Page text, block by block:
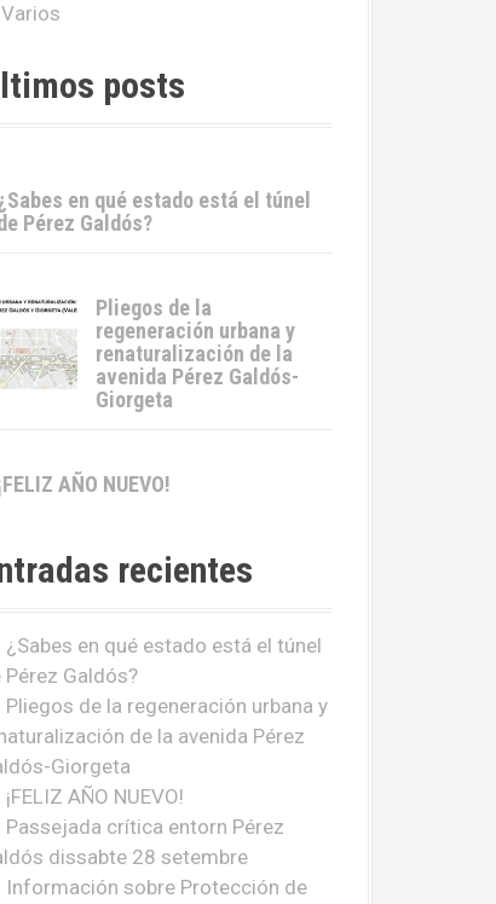
Varios
posts
en qué estado está el túnel
Pérez Galdós?
Pliegos de la
regeneración urbana y
renaturalización de la
avenida Pérez Galdós-
Giorgeta
AÑO NUEVO!
recientes
¿Sabes en qué estado está el túnel
Pérez Galdós?
Pliegos de la regeneración urbana y
de la avenida Pérez
Giorgeta
¡FELIZ AÑO NUEVO!
Passejada crítica entorn Pérez
dissabte 28 setembre
Información sobre Protección de